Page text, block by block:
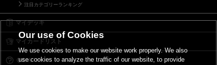
注目カテゴリーランキング
マイデッキ
マイカードリスト
Ｑ＆Ａ
Our use of Cookies
We use cookies to make our website work properly. We also
use cookies to analyze the traffic of our website, to provide